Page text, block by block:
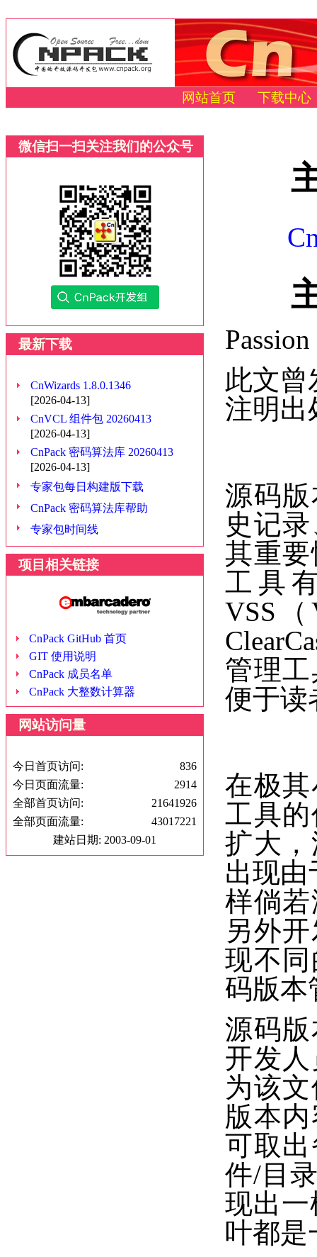
网站首页 下载中心
微信扫一扫关注我们的公众号
最新下载
CnWizards 1.8.0.1346
[2026-04-13]
CnVCL 组件包 20260413
[2026-04-13]
CnPack 密码算法库 20260413
[2026-04-13]
专家包每日构建版下载
CnPack 密码算法库帮助
专家包时间线
项目相关链接
CnPack GitHub 首页
GIT 使用说明
CnPack 成员名单
CnPack 大整数计算器
网站访问量
今日首页访问:
836
今日页面流量:
2914
全部首页访问:
21641926
全部页面流量:
43017221
建站日期: 2003-09-01
此文曾
注明出
源码
史记
其重
工具
VSS
管理
便于读
在极
工具
扩大
出现由
样倘
另外
现不
码版本
源码
开发
为该
版本
可取
件/目
现出
叶都是